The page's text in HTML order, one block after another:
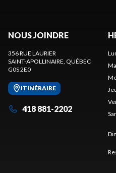
NOUS JOINDRE
356 RUE LAURIER
SAINT-APOLLINAIRE, QUÉBEC
G0S 2E0
ITINÉRAIRE
418 881-2202